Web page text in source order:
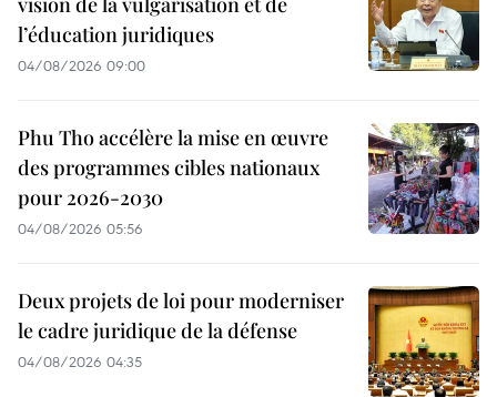
l’éducation juridiques
04/08/2026 09:00
Phu Tho accélère la mise en œuvre
des programmes cibles nationaux
pour 2026-2030
04/08/2026 05:56
Deux projets de loi pour moderniser
le cadre juridique de la défense
04/08/2026 04:35